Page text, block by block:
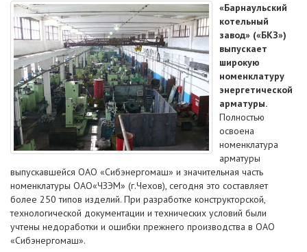
«Барнаульский
котельный
завод» («БКЗ»)
выпускает
широкую
номенклатуру
энергетической
арматуры.
Полностью
освоена
номенклатура
арматуры
выпускавшейся ОАО «Сибэнергомаш» и значительная часть
номенклатуры ОАО«ЧЗЭМ» (г.Чехов), сегодня это составляет
более 250 типов изделий. При разработке конструкторской,
технологической документации и технических условий были
учтены недоработки и ошибки прежнего производства в ОАО
«Сибэнергомаш».